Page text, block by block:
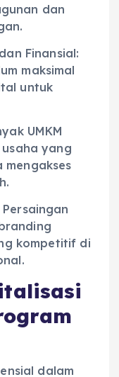
dan
Finansial:
maksimal
untuk
UMKM
yang
mengakses
kompetitif di
dalam